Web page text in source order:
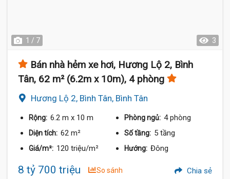
1 / 7 3
Bán nhà hẻm xe hơi, Hương Lộ 2, Bình
Tân, 62 m² (6.2m x 10m), 4 phòng
Hương Lộ 2, Bình Tân, Bình Tân
Rộng: 6.2 m x 10 m Phòng ngủ: 4 phòng
Diện tích: 62 m² Số tầng: 5 tầng
Giá/m²: 120 triệu/m² Hướng: Đông
8 tỷ 700 triệu So sánh Chia sẻ